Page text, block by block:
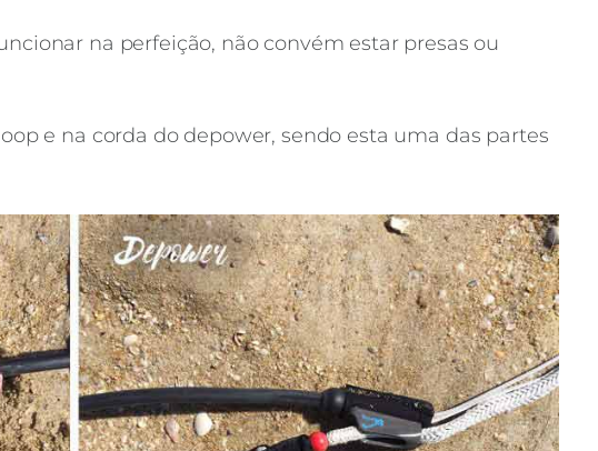
na perfeição, não convém estar presas ou
e na corda do depower, sendo esta uma das partes